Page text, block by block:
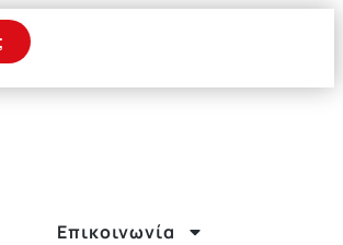
Επικοινωνία